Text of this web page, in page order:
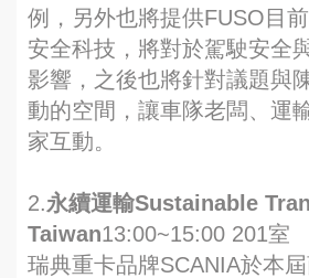
例，另外也將提供FUSO目
安全科技，將對於駕駛安全
影響，之後也將針對議題與
動的空間，讓車隊老闆、運
家互動。
2.永續運輸Sustainable
Taiwan13:00~15:00 201室
瑞典重卡品牌SCANIA於本